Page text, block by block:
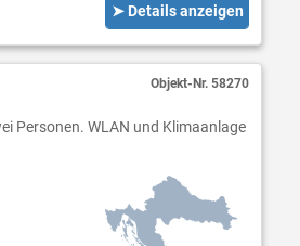
➤ Details anzeigen
Personen. WLAN und Klimaanlage
Objekt-Nr. 58270